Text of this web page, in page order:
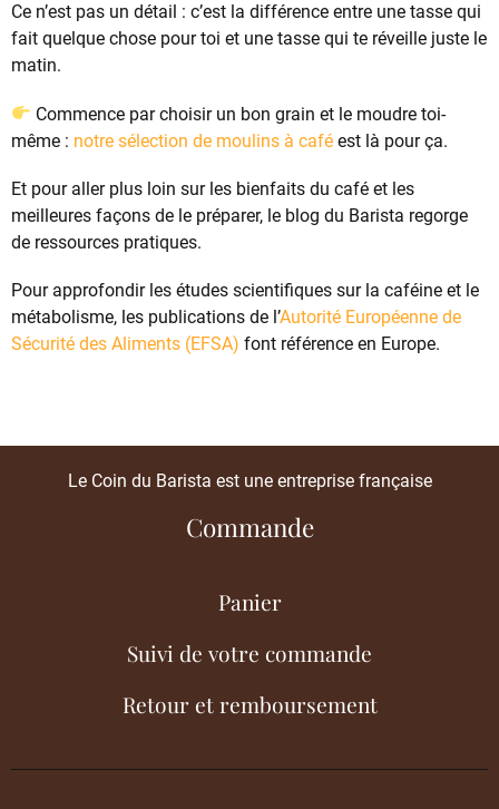
Ce n’est pas un détail : c’est la différence entre une tasse qui
fait quelque chose pour toi et une tasse qui te réveille juste le
matin.
Commence par choisir un bon grain et le moudre toi-
même : notre sélection de moulins à café est là pour ça.
Et pour aller plus loin sur les bienfaits du café et les
meilleures façons de le préparer, le blog du Barista regorge
de ressources pratiques.
Pour approfondir les études scientifiques sur la caféine et le
métabolisme, les publications de l’Autorité Européenne de
Sécurité des Aliments (EFSA) font référence en Europe.
Le Coin du Barista est une entreprise française
Commande
Panier
Suivi de votre commande
Retour et remboursement